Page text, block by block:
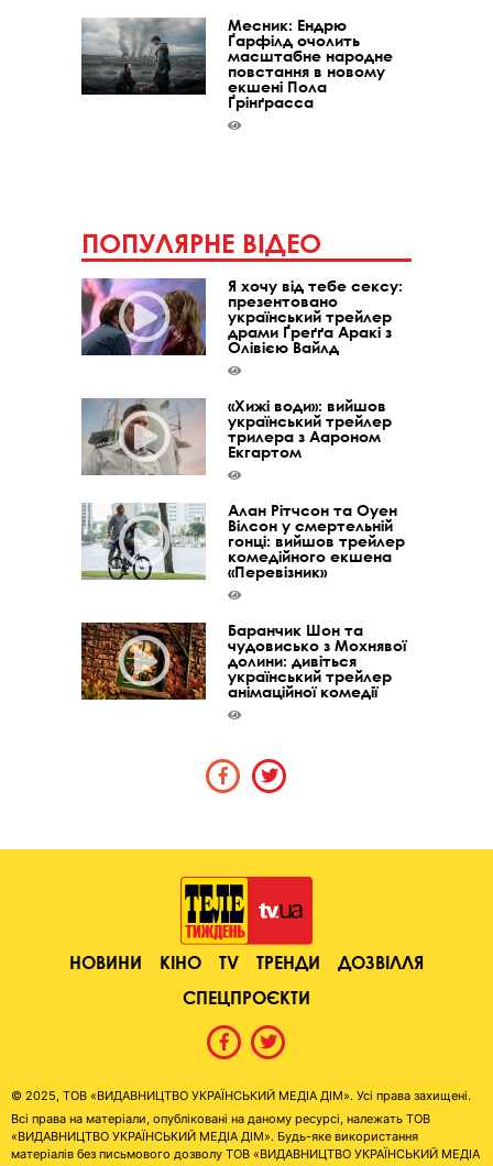
Месник: Ендрю
Ґарфілд очолить
масштабне народне
повстання в новому
екшені Пола
Ґрінґрасса
ПОПУЛЯРНЕ ВІДЕО
Я хочу від тебе сексу:
презентовано
український трейлер
драми Ґреґґа Аракі з
Олівією Вайлд
«Хижі води»: вийшов
український трейлер
трилера з Аароном
Екгартом
Алан Рітчсон та Оуен
Вілсон у смертельній
гонці: вийшов трейлер
комедійного екшена
«Перевізник»
Баранчик Шон та
чудовисько з Мохнявої
долини: дивіться
український трейлер
анімаційної комедії
НОВИНИ КІНО TV ТРЕНДИ
ДОЗВІЛЛЯ
СПЕЦПРОЄКТИ
© 2025, ТОВ «ВИДАВНИЦТВО УКРАЇНСЬКИЙ МЕДІА ДІМ». Усі права захищені.
Всі права на матеріали, опубліковані на даному ресурсі, належать ТОВ
«ВИДАВНИЦТВО УКРАЇНСЬКИЙ МЕДІА ДІМ». Будь-яке використання
матеріалів без письмового дозволу ТОВ «ВИДАВНИЦТВО УКРАЇНСЬКИЙ МЕДІА